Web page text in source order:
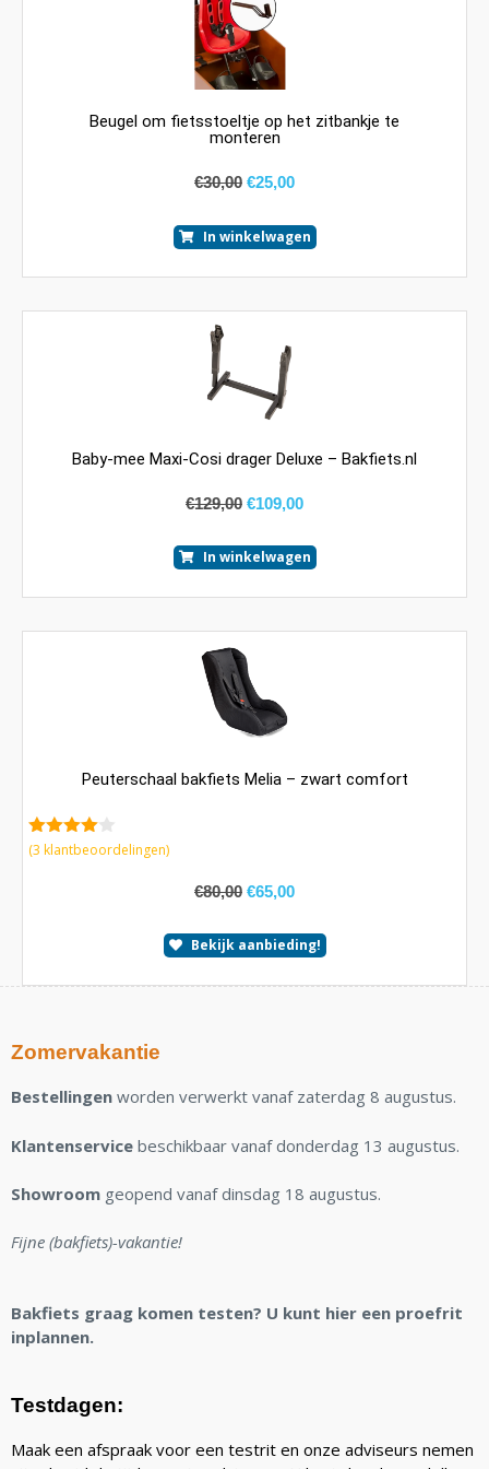
Beugel om fietsstoeltje op het zitbankje te
monteren
€30,00 €25,00
In winkelwagen
Baby-mee Maxi-Cosi drager Deluxe – Bakfiets.nl
€129,00 €109,00
In winkelwagen
Peuterschaal bakfiets Melia – zwart comfort
4.00van
(3 klantbeoordelingen)
€80,00 €65,00
Bekijk aanbieding!
Zomervakantie
Bestellingen worden verwerkt vanaf zaterdag 8 augustus.
Klantenservice beschikbaar vanaf donderdag 13 augustus.
Showroom geopend vanaf dinsdag 18 augustus.
Fijne (bakfiets)-vakantie!
Bakfiets graag komen testen? U kunt hier een proefrit
inplannen.
Testdagen:
Maak een afspraak voor een testrit en onze adviseurs nemen